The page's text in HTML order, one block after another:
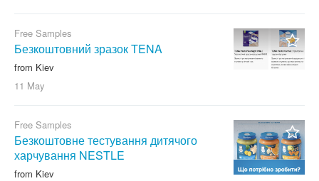
Free Samples
Безкоштовний зразок TENA
from Kiev
11 May
Free Samples
Безкоштовне тестування дитячого
харчування NESTLE
from Kiev